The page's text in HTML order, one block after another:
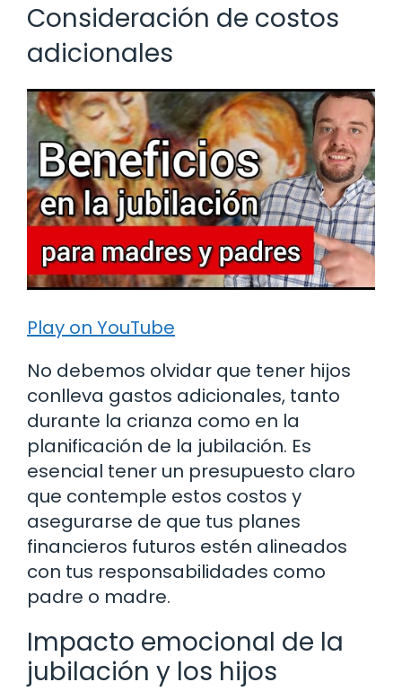
Consideración de costos
adicionales
Play on YouTube
No debemos olvidar que tener hijos
conlleva gastos adicionales, tanto
durante la crianza como en la
planificación de la jubilación. Es
esencial tener un presupuesto claro
que contemple estos costos y
asegurarse de que tus planes
financieros futuros estén alineados
con tus responsabilidades como
padre o madre.
Impacto emocional de la
jubilación y los hijos